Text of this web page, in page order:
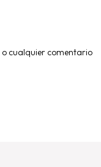
o cualquier comentario